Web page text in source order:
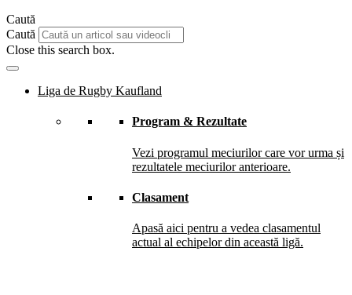
Caută
Caută
Close this search box.
Liga de Rugby Kaufland
Program & Rezultate
Vezi programul meciurilor care vor urma și
rezultatele meciurilor anterioare.
Clasament
Apasă aici pentru a vedea clasamentul
actual al echipelor din această ligă.